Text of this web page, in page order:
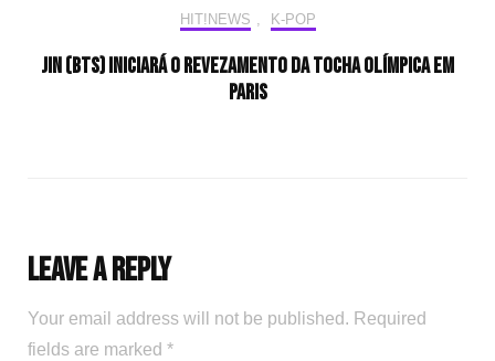
HIT!NEWS , K-POP
Jin (BTS) iniciará o revezamento da tocha olímpica em
Paris
Leave a Reply
Your email address will not be published. Required
fields are marked *